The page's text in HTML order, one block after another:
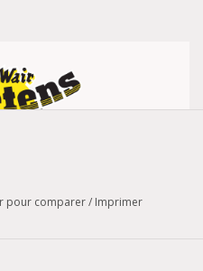
pour comparer/ Imprimer